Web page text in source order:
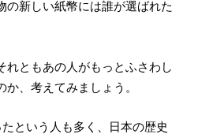
の新しい紙幣には誰が選ばれた
れともあの人がもっとふさわし
、考えてみましょう。
という人も多く、日本の歴史